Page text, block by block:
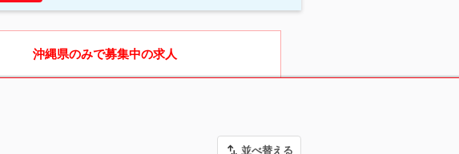
沖縄県のみで募集中の求人
並べ替える